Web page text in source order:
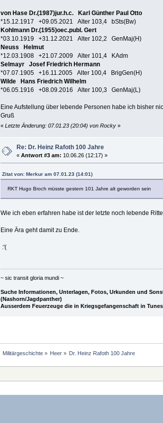
von Hase Dr.(1987)jur.h.c. Karl Günther Paul Otto
*15.12.1917 +09.05.2021 Alter 103,4 bSts(Bw)
Kohlmann Dr.(1955)oec.publ. Gert
*03.10.1919 +31.12.2021 Alter 102,2 GenMaj(H)
Neuss Helmut
*12.03.1908 +21.07.2009 Alter 101,4 KAdm
Selmayr Josef Friedrich Hermann
*07.07.1905 +16.11.2005 Alter 100,4 BrigGen(H)
Wilde Hans Friedrich Wilhelm
*06.05.1916 +08.09.2016 Alter 100,3 GenMaj(L)
Eine Aufstellung über lebende Personen habe ich bisher
Gruß
« Letzte Änderung: 07.01.23 (20:04) von Rocky»
Re: Dr. Heinz Rafoth 100 Jahre
«Antwort #3 am: 10.06.26 (12:17) »
Zitat von: Merkur am 07.01.23 (14:01)
RKT Hugo Broch müsste gestern 101 Jahre alt geworden sein
Wie ich eben erfahren habe ist der letzte noch lebende
Eine Ära geht damit zu Ende.
:'(
~ sic transit gloria mundi ~
Suche Informationen, Unterlagen, Fotos, Urkunden und
(Nashorn/Jagdpanther)
Ausserdem Feuerzeuge die in Kriegsgefangenschaft in
Militärgeschichte» Heer » Dr. Heinz Rafoth 100 Jahre